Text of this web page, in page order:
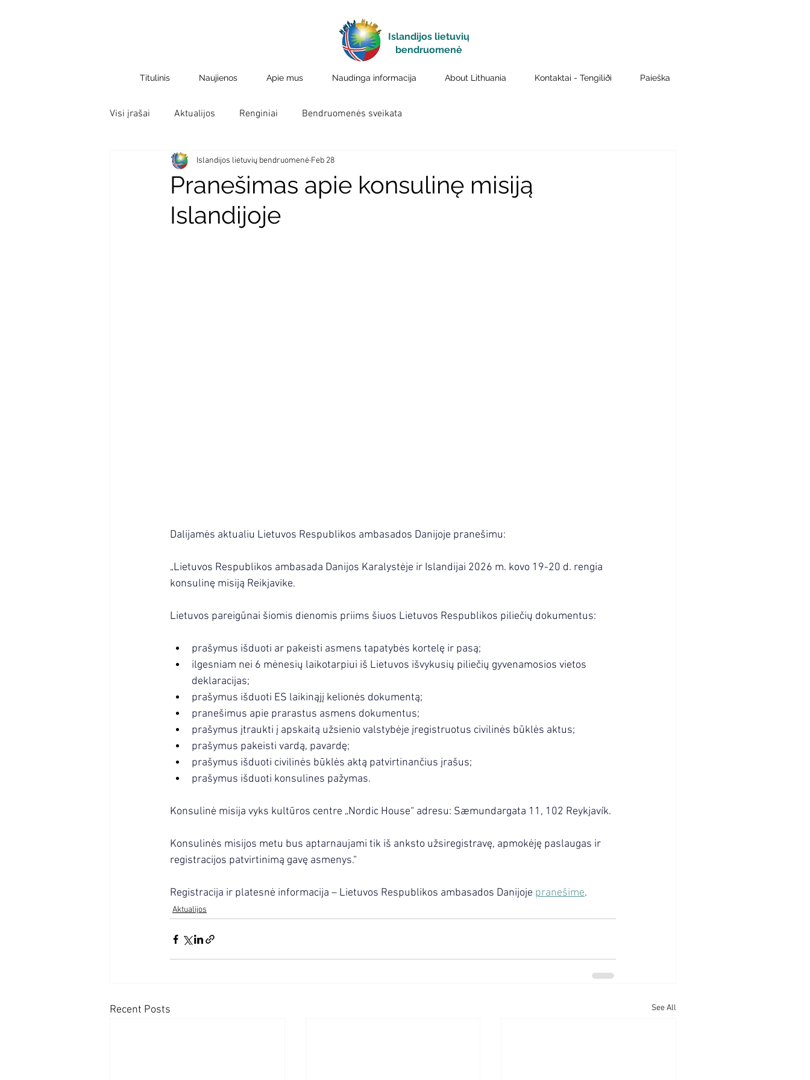
Islandijos lietuvių
bendruomenė
Titulinis Naujienos Apie mus Naudinga informacija About Lithuania Kontaktai - Tengiliði Paieška
Visi įrašai Aktualijos Renginiai Bendruomenės sveikata
Pranešimas apie konsulinę misiją
Islandijoje
Islandijos lietuvių bendruomenė Feb 28
Dalijamės aktualiu Lietuvos Respublikos ambasados Danijoje pranešimu:
„Lietuvos Respublikos ambasada Danijos Karalystėje ir Islandijai 2026 m. kovo 19-20 d. rengia
konsulinę misiją Reikjavike.
Lietuvos pareigūnai šiomis dienomis priims šiuos Lietuvos Respublikos piliečių dokumentus:
prašymus išduoti ar pakeisti asmens tapatybės kortelę ir pasą;
ilgesniam nei 6 mėnesių laikotarpiui iš Lietuvos išvykusių piliečių gyvenamosios vietos
deklaracijas;
prašymus išduoti ES laikinąjį kelionės dokumentą;
pranešimus apie prarastus asmens dokumentus;
prašymus įtraukti į apskaitą užsienio valstybėje įregistruotus civilinės būklės aktus;
prašymus pakeisti vardą, pavardę;
prašymus išduoti civilinės būklės aktą patvirtinančius įrašus;
prašymus išduoti konsulines pažymas.
Konsulinė misija vyks kultūros centre „Nordic House“ adresu: Sæmundargata 11, 102 Reykjavík.
Konsulinės misijos metu bus aptarnaujami tik iš anksto užsiregistravę, apmokėję paslaugas ir
registracijos patvirtinimą gavę asmenys.“
Registracija ir platesnė informacija – Lietuvos Respublikos ambasados Danijoje pranešime.
Aktualijos
Recent Posts See All